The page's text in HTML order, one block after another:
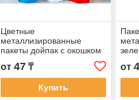
Цветные
металлизированные
пакеты дойпак с окошком
от 47₸
Купить
от